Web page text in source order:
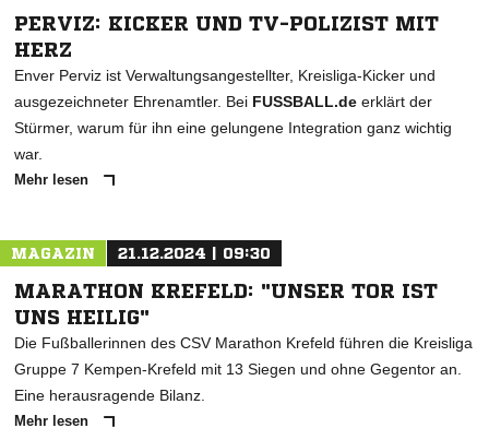
PERVIZ: KICKER UND TV-POLIZIST MIT
HERZ
Enver Perviz ist Verwaltungsangestellter, Kreisliga-Kicker und
ausgezeichneter Ehrenamtler. Bei FUSSBALL.de erklärt der
Stürmer, warum für ihn eine gelungene Integration ganz wichtig
war.
Mehr lesen
MAGAZIN 21.12.2024 | 09:30
MARATHON KREFELD: "UNSER TOR IST
UNS HEILIG"
Die Fußballerinnen des CSV Marathon Krefeld führen die Kreisliga
Gruppe 7 Kempen-Krefeld mit 13 Siegen und ohne Gegentor an.
Eine herausragende Bilanz.
Mehr lesen